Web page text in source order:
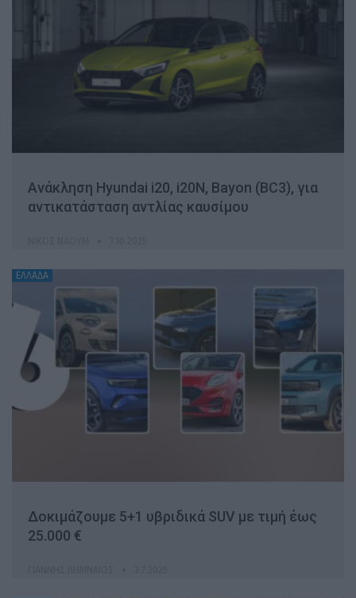
Ανάκληση Hyundai i20, i20N, Bayon (BC3), για
αντικατάσταση αντλίας καυσίμου
ΕΛΛΑΔΑ
Δοκιμάζουμε 5+1 υβριδικά SUV με τιμή έως
25.000 €